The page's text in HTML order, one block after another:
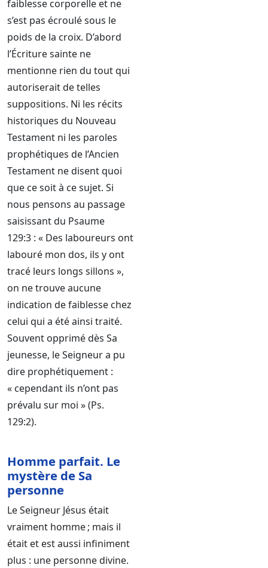
faiblesse corporelle et ne
s’est pas écroulé sous le
poids de la croix. D’abord
l’Écriture sainte ne
mentionne rien du tout qui
autoriserait de telles
suppositions. Ni les récits
historiques du Nouveau
Testament ni les paroles
prophétiques de l’Ancien
Testament ne disent quoi
que ce soit à ce sujet. Si
nous pensons au passage
saisissant du Psaume
129:3 : « Des laboureurs ont
labouré mon dos, ils y ont
tracé leurs longs sillons »,
on ne trouve aucune
indication de faiblesse chez
celui qui a été ainsi traité.
Souvent opprimé dès Sa
jeunesse, le Seigneur a pu
dire prophétiquement :
« cependant ils n’ont pas
prévalu sur moi » (Ps.
129:2).
Homme parfait. Le
mystère de Sa
personne
Le Seigneur Jésus était
vraiment homme ; mais il
était et est aussi infiniment
plus : une personne divine.